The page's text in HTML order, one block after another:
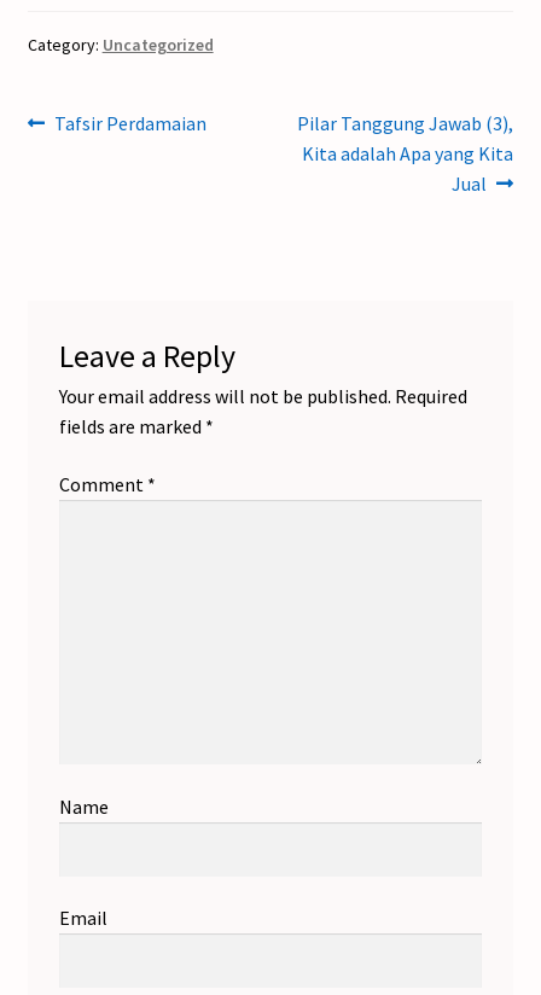
Category: Uncategorized
Post
Previous
Tafsir Perdamaian
Next
post:
Pilar Tanggung Jawab (3),
Kita adalah Apa yang Kita
Jual
Leave a Reply
Your email address will not be published. Required
fields are marked *
Comment *
Name
Email